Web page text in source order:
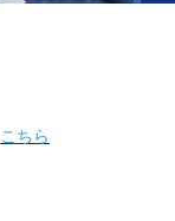
こちら